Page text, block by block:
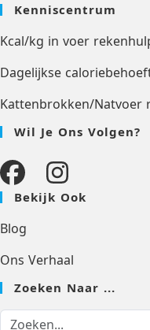
Kenniscentrum
Kcal/kg in voer
Dagelijkse
Kattenbrokken/Natvoer
Wil Je Ons Volgen?
Bekijk Ook
Blog
Ons Verhaal
Zoeken Naar ...